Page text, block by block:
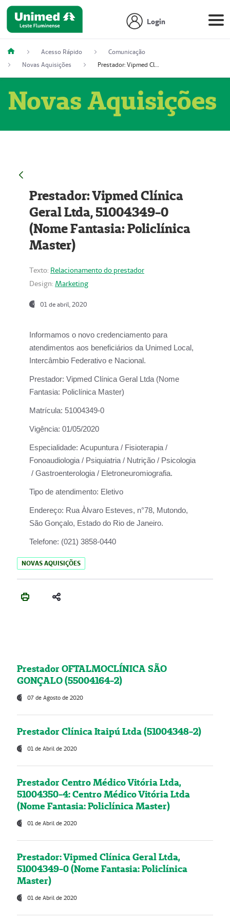
Login
Acesso Rápido
Comunicação
Novas Aquisições
Prestador: Vipmed Clínica Geral Ltda, 51004349-0 (Nome Fantasia: Policlínica Master)
Novas Aquisições
Prestador: Vipmed Clínica
Geral Ltda, 51004349-0
(Nome Fantasia: Policlínica
Master)
Texto: Relacionamento do prestador
Design: Marketing
01 de abril, 2020
Informamos o novo credenciamento para
atendimentos aos beneficiários da Unimed Local,
Intercâmbio Federativo e Nacional.
Prestador: Vipmed Clínica Geral Ltda (Nome
Fantasia: Policlínica Master)
Matrícula: 51004349-0
Vigência: 01/05/2020
Especialidade: Acupuntura / Fisioterapia /
Fonoaudiologia / Psiquiatria / Nutrição / Psicologia
/ Gastroenterologia / Eletroneuromiografia.
Tipo de atendimento: Eletivo
Endereço: Rua Àlvaro Esteves, n°78, Mutondo,
São Gonçalo, Estado do Rio de Janeiro.
Telefone: (021) 3858-0440
NOVAS AQUISIÇÕES
Prestador OFTALMOCLÍNICA SÃO
GONÇALO (55004164-2)
07 de Agosto de 2020
Prestador Clínica Itaipú Ltda (51004348-2)
01 de Abril de 2020
Prestador Centro Médico Vitória Ltda,
51004350-4: Centro Médico Vitória Ltda
(Nome Fantasia: Policlínica Master)
01 de Abril de 2020
Prestador: Vipmed Clínica Geral Ltda,
51004349-0 (Nome Fantasia: Policlínica
Master)
01 de Abril de 2020